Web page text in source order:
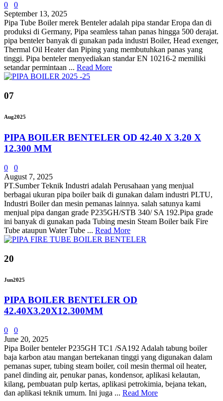
0
0
September 13, 2025
Pipa Tube Boiler merek Benteler adalah pipa standar Eropa dan di
produksi di Germany, Pipa seamless tahan panas hingga 500 derajat.
pipa benteler banyak di gunakan pada industri Boiler, Head exenger,
Thermal Oil Heater dan Piping yang membutuhkan panas yang
tinggi. Pipa benteler menyediakan standar EN 10216-2 memiliki
setandar permintaan ... Read More
07
Aug2025
PIPA BOILER BENTELER OD 42.40 X 3.20 X
12.300 MM
0
0
August 7, 2025
PT.Sumber Teknik Industri adalah Perusahaan yang menjual
berbagai ukuran pipa boiler baik di gunakan dalam industri PLTU,
Industri Boiler dan mesin pemanas lainnya. salah satunya kami
menjual pipa dangan grade P235GH/STB 340/ SA 192.Pipa grade
ini banyak di gunakan pada Tubing mesin Steam Boiler baik Fire
Tube ataupun Water Tube ... Read More
20
Jun2025
PIPA BOILER BENTELER OD
42.40X3.20X12.300MM
0
0
June 20, 2025
Pipa Boiler benteler P235GH TC1 /SA192 Adalah tabung boiler
baja karbon atau mangan bertekanan tinggi yang digunakan dalam
pemanas super, tubing steam boiler, coil mesin thermal oil heater,
panel dinding air, penukar panas, kondensor, aplikasi kelautan,
kilang, pembuatan pulp kertas, aplikasi petrokimia, bejana tekan,
dan aplikasi teknik umum. Ini juga ... Read More